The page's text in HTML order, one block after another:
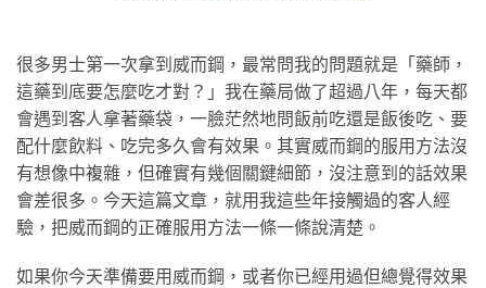
很多男士第一次拿到威而鋼，最常問我的問題就是「藥師，
這藥到底要怎麼吃才對？」我在藥局做了超過八年，每天都
會遇到客人拿著藥袋，一臉茫然地問飯前吃還是飯後吃、要
配什麼飲料、吃完多久會有效果。其實威而鋼的服用方法沒
有想像中複雜，但確實有幾個關鍵細節，沒注意到的話效果
會差很多。今天這篇文章，就用我這些年接觸過的客人經
驗，把威而鋼的正確服用方法一條一條說清楚。
如果你今天準備要用威而鋼，或者你已經用過但總覺得效果